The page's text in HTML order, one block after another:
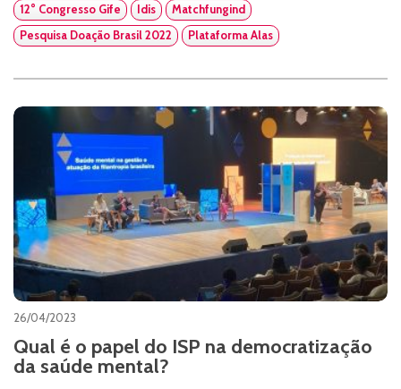
12° Congresso Gife Idis
Matchfungind
Pesquisa Doação Brasil 2022
Plataforma Alas
26/04/2023
Qual é o papel do ISP na democratização
da saúde mental?